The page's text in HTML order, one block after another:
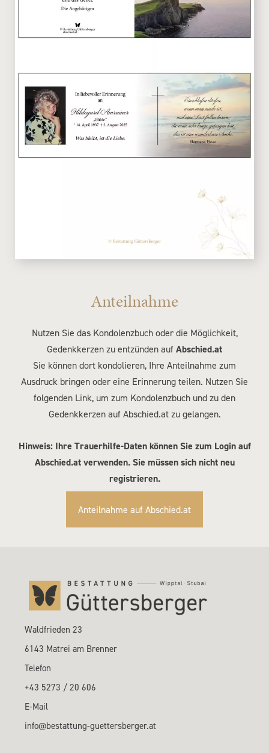
Anteilnahme
Nutzen Sie das Kondolenzbuch oder die Möglichkeit,
Gedenkkerzen zu entzünden auf Abschied.at
Sie können dort kondolieren, Ihre Anteilnahme zum
Ausdruck bringen oder eine Erinnerung teilen. Nutzen Sie
folgenden Link, um zum Kondolenzbuch und zu den
Gedenkkerzen auf Abschied.at zu gelangen.
Hinweis: Ihre Trauerhilfe-Daten können Sie zum Login auf
Abschied.at verwenden. Sie müssen sich nicht neu
registrieren.
Anteilnahme auf Abschied.at
Waldfrieden 23
6143 Matrei am Brenner
Telefon
+43 5273 / 20 606
E-Mail
info@bestattung-guettersberger.at